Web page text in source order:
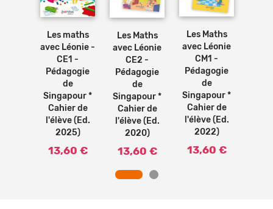
Ajouter
au
Les maths
avec Léonie -
CE1 -
Pédagogie
de
Singapour *
Cahier de
l'élève (Ed.
2025)
13,60 €
Ajouter
au
Les Maths
avec Léonie
CE2 -
Pédagogie
de
Singapour *
Cahier de
l'élève (Ed.
2020)
13,60 €
Ajouter
au
Les Maths
avec Léonie
CM1 -
Pédagogie
de
Singapour *
Cahier de
l'élève (Ed.
2022)
13,60 €